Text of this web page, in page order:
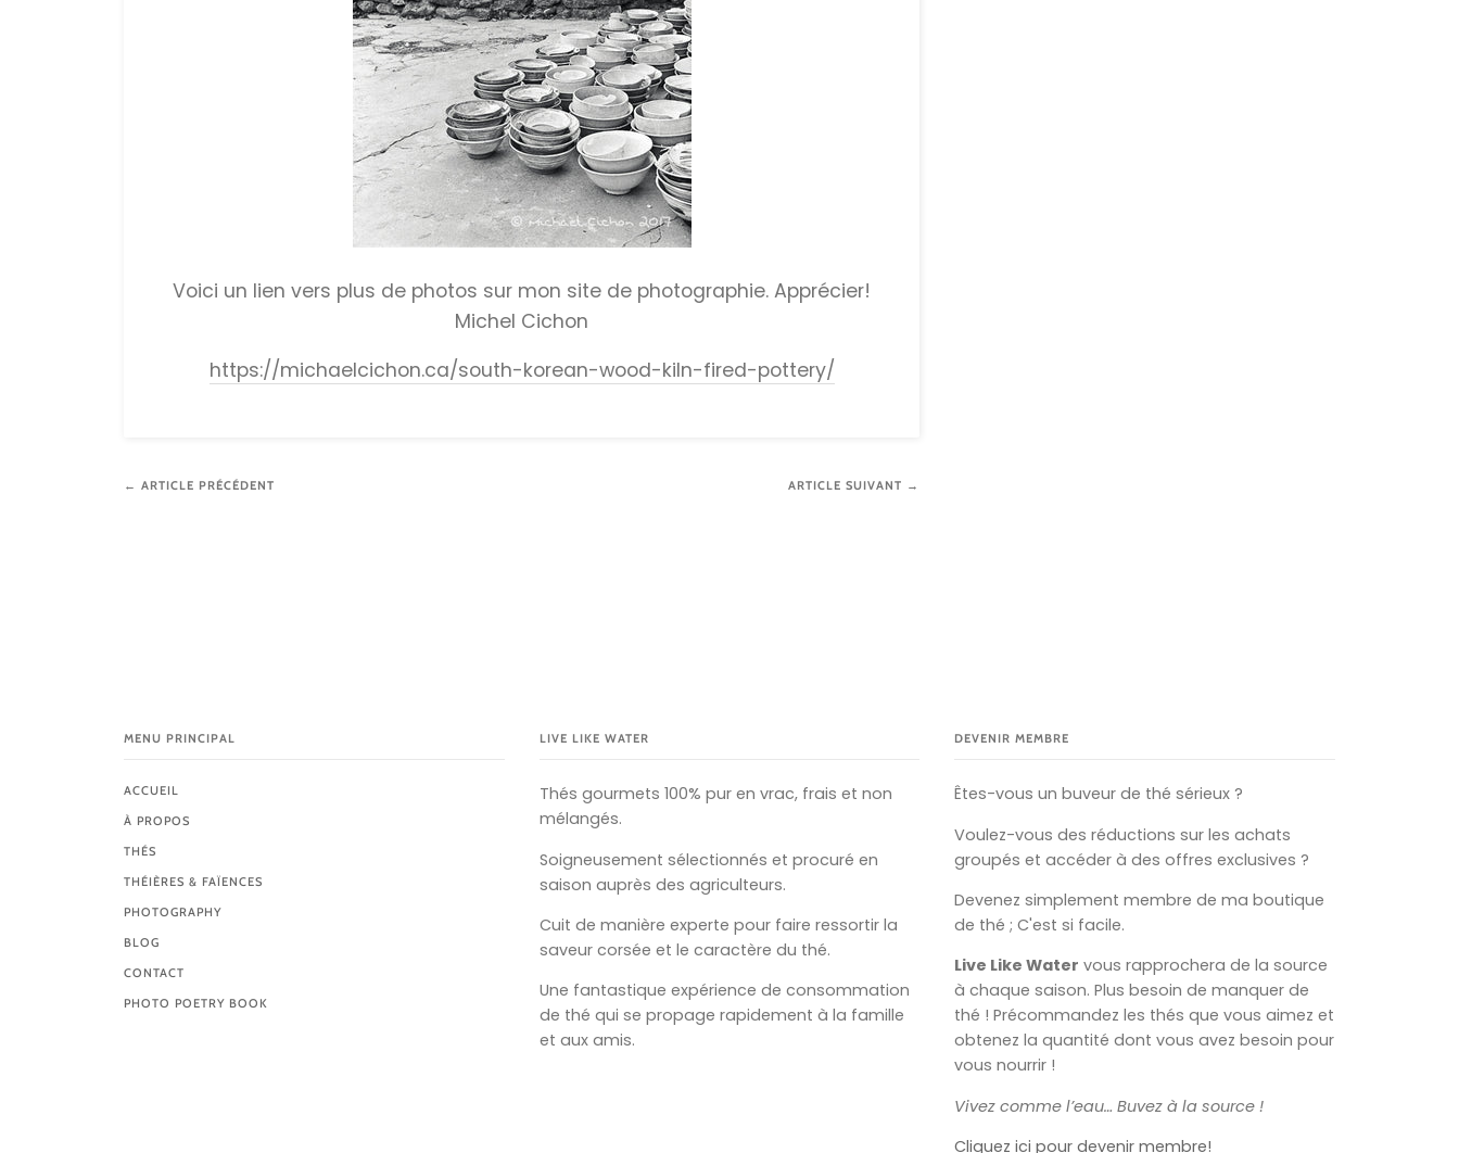
Voici un lien vers plus de photos sur mon site de photographie. Apprécier!
Michel Cichon
https://michaelcichon.ca/south-korean-wood-kiln-fired-pottery/
← ARTICLE PRÉCÉDENT ARTICLE SUIVANT →
MENU PRINCIPAL
ACCUEIL
À PROPOS
THÉS
THÉIÈRES & FAÏENCES
PHOTOGRAPHY
BLOG
CONTACT
PHOTO POETRY BOOK
LIVE LIKE WATER
Thés gourmets 100% pur en vrac, frais et non
mélangés.
Soigneusement sélectionnés et procuré en
saison auprès des agriculteurs.
Cuit de manière experte pour faire ressortir la
saveur corsée et le caractère du thé.
Une fantastique expérience de consommation
de thé qui se propage rapidement à la famille
et aux amis.
DEVENIR MEMBRE
Êtes-vous un buveur de thé sérieux ?
Voulez-vous des réductions sur les achats
groupés et accéder à des offres exclusives ?
Devenez simplement membre de ma boutique
de thé ; C'est si facile.
Live Like Water vous rapprochera de la source
à chaque saison. Plus besoin de manquer de
thé ! Précommandez les thés que vous aimez et
obtenez la quantité dont vous avez besoin pour
vous nourrir !
Vivez comme l’eau… Buvez à la source !
Cliquez ici pour devenir membre!